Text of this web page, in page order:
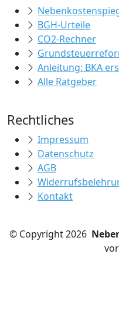
BGH-Urteile
CO2-Rechner
Anleitung: BKA
Alle Ratgeber
Rechtliches
Impressum
Datenschutz
AGB
Kontakt
© Copyright 2026